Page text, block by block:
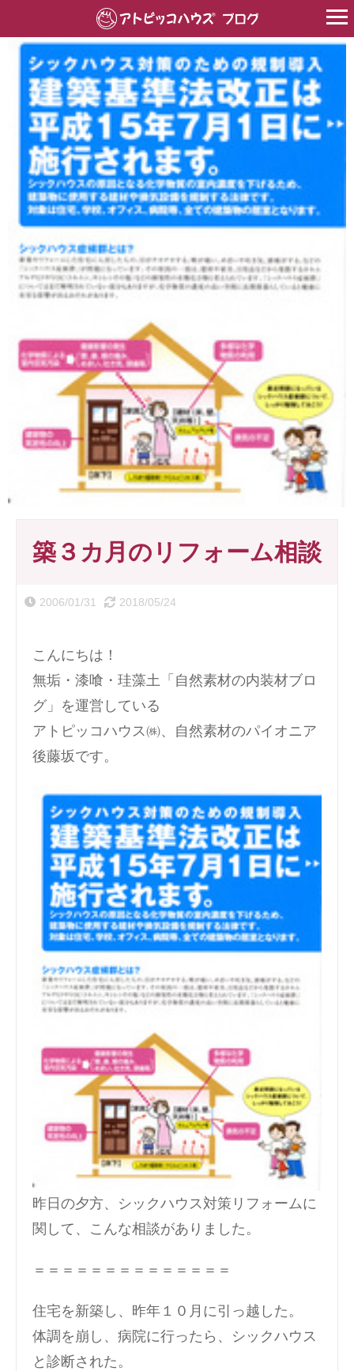
>快適な暮らしを考える> 築３カ月のリフォーム相
築３カ月のリフォーム相談
2006/01/31 2018/05/24
こんにちは！
無垢・漆喰・珪藻土「自然素材の内装材ブロ
グ」を運営している
アトピッコハウス㈱、自然素材のパイオニア
後藤坂です。
昨日の夕方、シックハウス対策リフォームに
関して、こんな相談がありました。
＝＝＝＝＝＝＝＝＝＝＝＝＝＝
住宅を新築し、昨年１０月に引っ越した。
体調を崩し、病院に行ったら、シックハウス
と診断された。